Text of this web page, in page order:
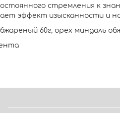
стремления к
эффект изысканности и
60г, орех миндаль